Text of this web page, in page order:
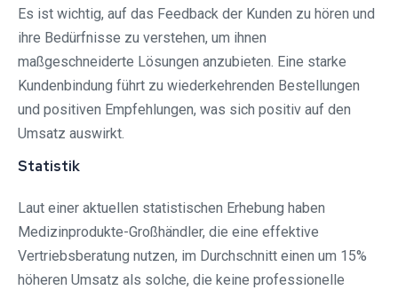
Es ist wichtig, auf das Feedback der Kunden zu hören und
ihre Bedürfnisse zu verstehen, um ihnen
maßgeschneiderte Lösungen anzubieten. Eine starke
Kundenbindung führt zu wiederkehrenden Bestellungen
und positiven Empfehlungen, was sich positiv auf den
Umsatz auswirkt.
Statistik
Laut einer aktuellen statistischen Erhebung haben
Medizinprodukte-Großhändler, die eine effektive
Vertriebsberatung nutzen, im Durchschnitt einen um 15%
höheren Umsatz als solche, die keine professionelle